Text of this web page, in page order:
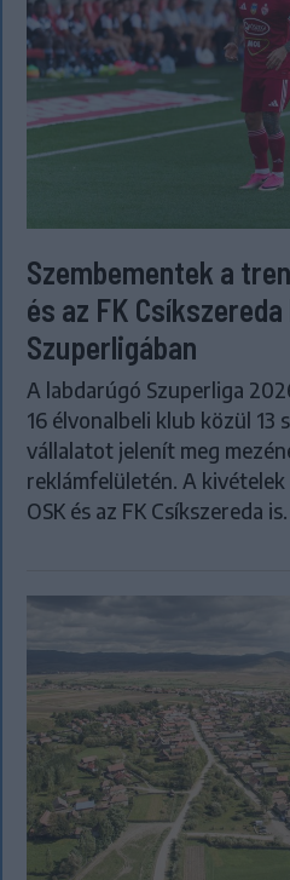
Szembementek a
és az FK
Szuperligában
A labdarúgó Szuperliga
16 élvonalbeli klub közül 13
vállalatot jelenít meg
reklámfelületén. A
OSK és az FK Csíkszereda is.